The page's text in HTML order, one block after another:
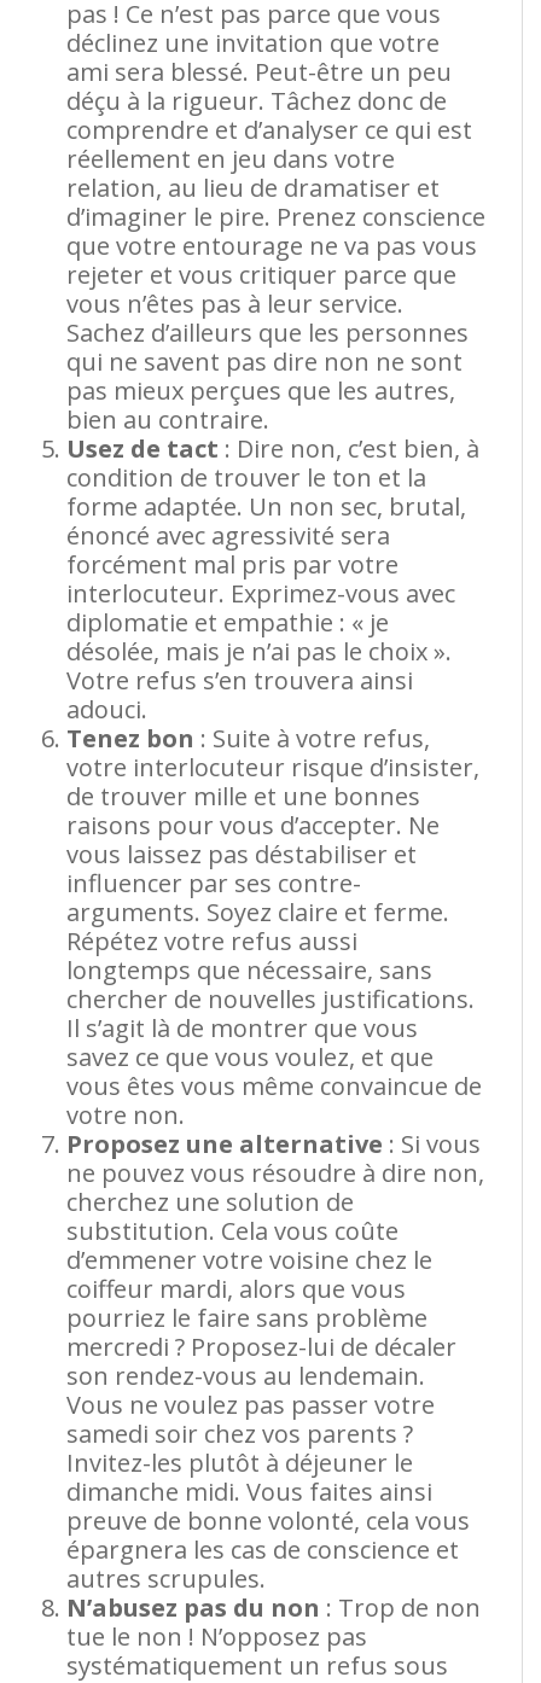
pas ! Ce n’est pas parce que vous
déclinez une invitation que votre
ami sera blessé. Peut-être un peu
déçu à la rigueur. Tâchez donc de
comprendre et d’analyser ce qui est
réellement en jeu dans votre
relation, au lieu de dramatiser et
d’imaginer le pire. Prenez conscience
que votre entourage ne va pas vous
rejeter et vous critiquer parce que
vous n’êtes pas à leur service.
Sachez d’ailleurs que les personnes
qui ne savent pas dire non ne sont
pas mieux perçues que les autres,
bien au contraire.
Usez de tact : Dire non, c’est bien, à
condition de trouver le ton et la
forme adaptée. Un non sec, brutal,
énoncé avec agressivité sera
forcément mal pris par votre
interlocuteur. Exprimez-vous avec
diplomatie et empathie : « je
désolée, mais je n’ai pas le choix ».
Votre refus s’en trouvera ainsi
adouci.
Tenez bon : Suite à votre refus,
votre interlocuteur risque d’insister,
de trouver mille et une bonnes
raisons pour vous d’accepter. Ne
vous laissez pas déstabiliser et
influencer par ses contre-
arguments. Soyez claire et ferme.
Répétez votre refus aussi
longtemps que nécessaire, sans
chercher de nouvelles justifications.
Il s’agit là de montrer que vous
savez ce que vous voulez, et que
vous êtes vous même convaincue de
votre non.
Proposez une alternative : Si vous
ne pouvez vous résoudre à dire non,
cherchez une solution de
substitution. Cela vous coûte
d’emmener votre voisine chez le
coiffeur mardi, alors que vous
pourriez le faire sans problème
mercredi ? Proposez-lui de décaler
son rendez-vous au lendemain.
Vous ne voulez pas passer votre
samedi soir chez vos parents ?
Invitez-les plutôt à déjeuner le
dimanche midi. Vous faites ainsi
preuve de bonne volonté, cela vous
épargnera les cas de conscience et
autres scrupules.
N’abusez pas du non : Trop de non
tue le non ! N’opposez pas
systématiquement un refus sous